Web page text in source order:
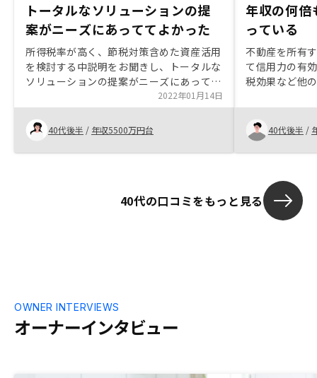
トータルなソリューションの提
案がニーズにあっててよかった
所得税率が高く、節税対策含めた資産活用
を検討する中説明をお聞きし、トータルな
ソリューションの提案がニーズにあってお
りよかったです。レバレッジを聴かせつ
つ、運用と節税のバランスよかったので購
入を決めました。
2022年01月14日
40代後半 / 年収5500万円台
年収の何倍
っている
不動産を所有
て信用力の有
税効果など他
も見向きもし
ねる 40代後半 /
40代の口コミをもっと見る
オーナーインタビュー
OWNER INTERVIEWS